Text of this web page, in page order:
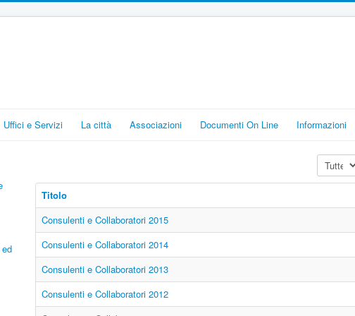
Uffici e Servizi La città Associazioni Documenti On Line Informazioni
Titolo
Consulenti e Collaboratori 2015
Consulenti e Collaboratori 2014
Consulenti e Collaboratori 2013
Consulenti e Collaboratori 2012